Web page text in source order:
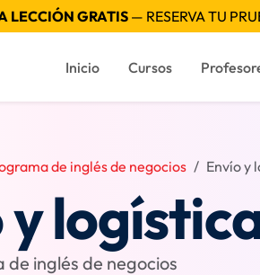
LECCIÓN GRATIS— RESERVA TU
Inicio Cursos
de inglés de negocios Envío y
y
de inglés de negocios